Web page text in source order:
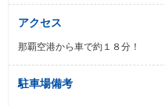
アクセス
那覇空港から車で約１８分！
駐車場備考